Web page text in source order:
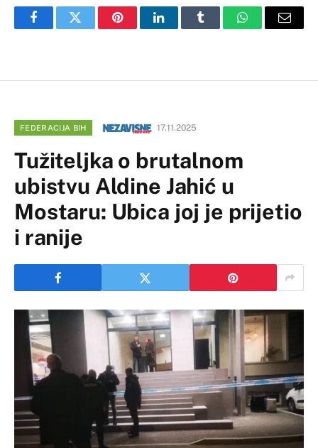
FacebookTwitter PinterestLinkedInTumblr WhatsAppEmail
FEDERACIJA BIH 17.11.2025
Tužiteljka o brutalnom
ubistvu Aldine Jahić u
Mostaru: Ubica joj je prijetio
i ranije